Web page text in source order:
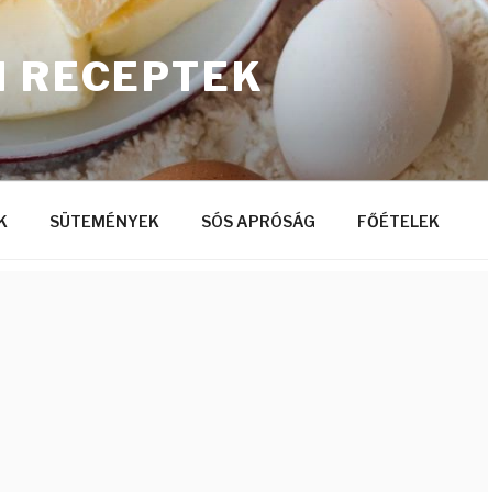
RECEPTEK
SÜTEMÉNYEK SÓS APRÓSÁG FŐÉTELEK